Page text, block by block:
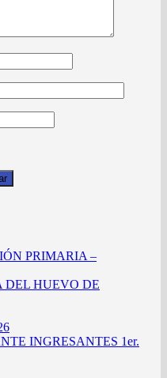
PRIMARIA –
DEL HUEVO DE
INGRESANTES 1er.